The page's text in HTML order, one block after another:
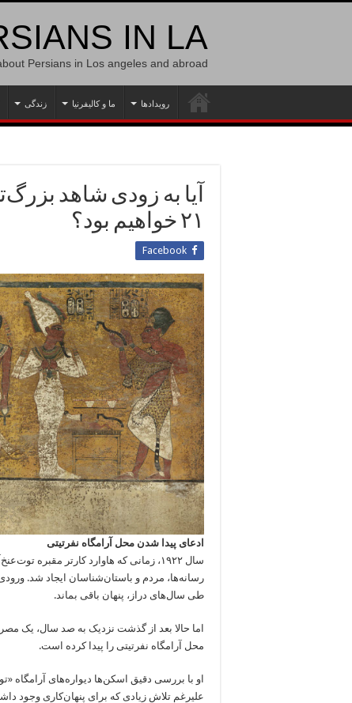
IN LA
Persians in Los angeles and abroad
رویدادها ما و کالیفرنیا زندگی
آیا به زودی شاهد
۲۱ خواهیم بود؟
Facebook
ادعای پیدا شدن محل آرامگاه نفرتیتی
سال ۱۹۲۲، زمانی که هاوارد کارتر
رسانه‌ها، مردم و باستان‌شناسان ایجاد شد.
طی سال‌های دراز، پنهان باقی بماند.
اما حالا بعد از گذشت نزدیک به صد سال، یک
محل آرامگاه نفرتیتی را پیدا کرده است.
او با بررسی دقیق اسکن‌ها دیواره‌های آرامگاه
علیرغم تلاش زیادی که برای پنهان‌کاری وجود